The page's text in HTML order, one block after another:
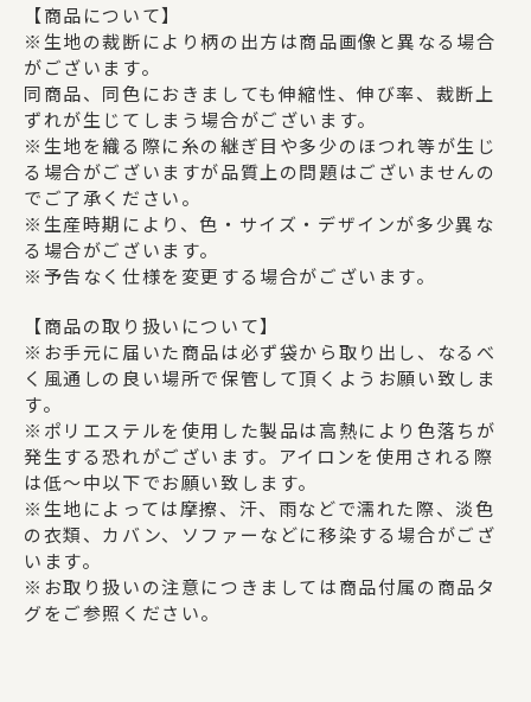
【商品について】
※生地の裁断により柄の出方は商品画像と異なる場合
がございます。
同商品、同色におきましても伸縮性、伸び率、裁断上
ずれが生じてしまう場合がございます。
※生地を織る際に糸の継ぎ目や多少のほつれ等が生じ
る場合がございますが品質上の問題はございませんの
でご了承ください。
※生産時期により、色・サイズ・デザインが多少異な
る場合がございます。
※予告なく仕様を変更する場合がございます。
【商品の取り扱いについて】
※お手元に届いた商品は必ず袋から取り出し、なるべ
く風通しの良い場所で保管して頂くようお願い致しま
す。
※ポリエステルを使用した製品は高熱により色落ちが
発生する恐れがございます。アイロンを使用される際
は低～中以下でお願い致します。
※生地によっては摩擦、汗、雨などで濡れた際、淡色
の衣類、カバン、ソファーなどに移染する場合がござ
います。
※お取り扱いの注意につきましては商品付属の商品タ
グをご参照ください。